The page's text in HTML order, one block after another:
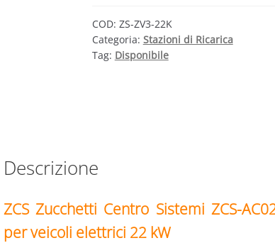
BE-
24
-
ELETTRICI
KW
quantità
COD: ZS-ZV3-22K
Categoria: Stazioni di Ricarica
Tag: Disponibile
Descrizione
ZCS Zucchetti Centro Sistemi ZCS-
per veicoli elettrici 22 kW